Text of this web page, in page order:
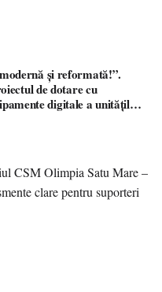
și reformată!”.
de dotare cu
digitale a unităților